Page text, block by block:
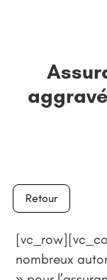
Retour
nombreux